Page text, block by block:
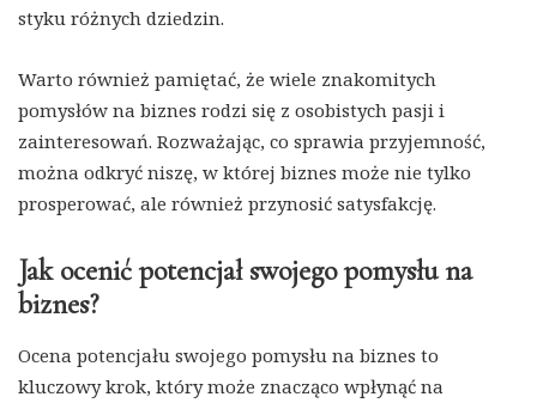
styku różnych dziedzin.
Warto również pamiętać, że wiele znakomitych
pomysłów na biznes rodzi się z osobistych pasji i
zainteresowań. Rozważając, co sprawia przyjemność,
można odkryć niszę, w której biznes może nie tylko
prosperować, ale również przynosić satysfakcję.
Jak ocenić potencjał swojego pomysłu na
biznes?
Ocena potencjału swojego pomysłu na biznes to
kluczowy krok, który może znacząco wpłynąć na